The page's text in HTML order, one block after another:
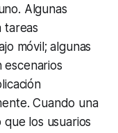
Algunas
tareas
móvil; algunas
Cuando una
los usuarios